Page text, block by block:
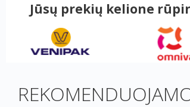
Jūsų prekių kelione